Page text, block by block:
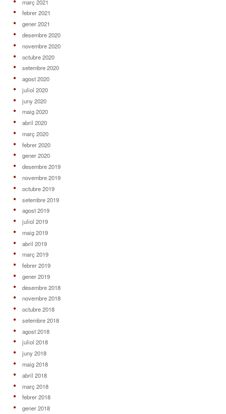
març 2021
febrer 2021
gener 2021
desembre 2020
novembre 2020
octubre 2020
setembre 2020
agost 2020
juliol 2020
juny 2020
maig 2020
abril 2020
març 2020
febrer 2020
gener 2020
desembre 2019
novembre 2019
octubre 2019
setembre 2019
agost 2019
juliol 2019
maig 2019
abril 2019
març 2019
febrer 2019
gener 2019
desembre 2018
novembre 2018
octubre 2018
setembre 2018
agost 2018
juliol 2018
juny 2018
maig 2018
abril 2018
març 2018
febrer 2018
gener 2018